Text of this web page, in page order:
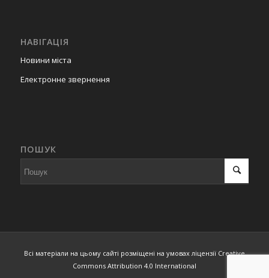
НАВІГАЦІЯ
Новини міста
Електронне звернення
ПОШУК
Всі матеріали на цьому сайті розміщені на умовах ліцензії Creative
Commons Attribution 4.0 International